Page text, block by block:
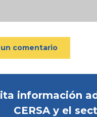
un comentario
información
CERSA y el